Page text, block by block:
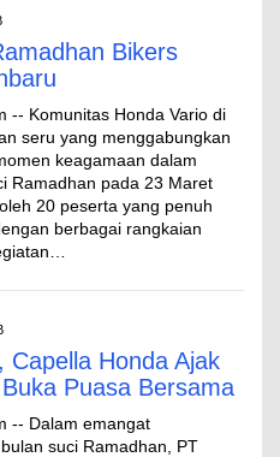
Bikers
-- Komunitas Honda Vario di
seru yang menggabungkan
keagamaan dalam
Ramadhan pada 23 Maret
20 peserta yang penuh
berbagai rangkaian
Capella Honda Ajak
Puasa Bersama
-- Dalam emangat
suci Ramadhan, PT